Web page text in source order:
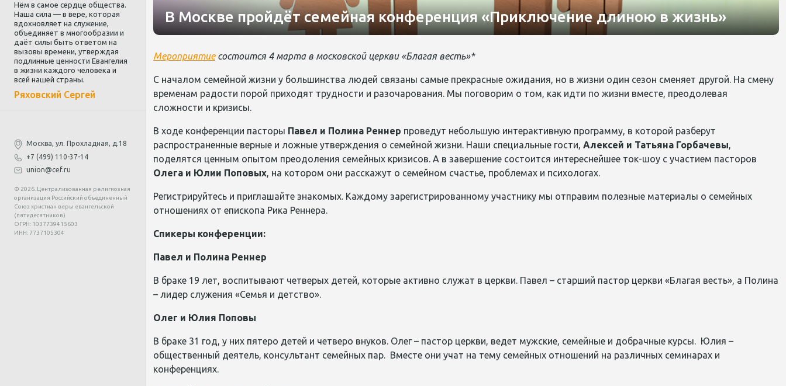
Нём в самое сердце общества.
Наша сила — в вере, которая
вдохновляет на служение,
объединяет в многообразии и
даёт силы быть ответом на
вызовы времени, утверждая
подлинные ценности Евангелия
в жизни каждого человека и
всей нашей страны.
Ряховский Сергей
Москва, ул. Прохладная, д.18
+7 (499) 110-37-14
union@cef.ru
© 2026. Централизованная религиозная
организация Российский объединенный
Союз христиан веры евангельской
(пятидесятников)
ОГРН: 1037739415603
ИНН: 7737105304
В Москве пройдёт семейная конференция «Приключение длиною в жизнь»
Мероприятиесостоится 4 марта в московской церкви «Благая весть»*
С началом семейной жизни у большинства людей связаны самые прекрасные ожидания, но в жизни один сезон сменяет другой. На смену
временам радости порой приходят трудности и разочарования. Мы поговорим о том, как идти по жизни вместе, преодолевая
сложности и кризисы.
В ходе конференции пасторы Павел и Полина Реннер проведут небольшую интерактивную программу, в которой разберут
распространенные верные и ложные утверждения о семейной жизни. Наши специальные гости, Алексей и Татьяна Горбачевы,
поделятся ценным опытом преодоления семейных кризисов. А в завершение состоится интереснейшее ток-шоу с участием пасторов
Олега и Юлии Поповых, на котором они расскажут о семейном счастье, проблемах и психологах.
Регистрируйтесь и приглашайте знакомых. Каждому зарегистрированному участнику мы отправим полезные материалы о семейных
отношениях от епископа Рика Реннера.
Спикеры конференции:
Павел и Полина Реннер
В браке 19 лет, воспитывают четверых детей, которые активно служат в церкви. Павел – старший пастор церкви «Благая весть», а Полина
– лидер служения «Семья и детство».
Олег и Юлия Поповы
В браке 31 год, у них пятеро детей и четверо внуков. Олег – пастор церкви, ведет мужские, семейные и добрачные курсы. Юлия –
общественный деятель, консультант семейных пар. Вместе они учат на тему семейных отношений на различных семинарах и
конференциях.